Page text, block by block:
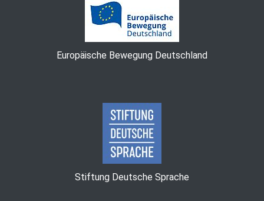
Europäische Bewegung Deutschland
Stiftung Deutsche Sprache